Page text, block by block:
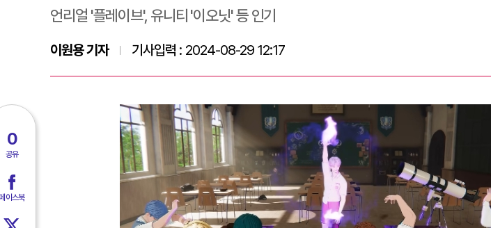
0
공유
이스북
언리얼 '플레이브', 유니티 '이오닛' 등 인기
이원용 기자 기사입력 : 2024-08-29 12:17